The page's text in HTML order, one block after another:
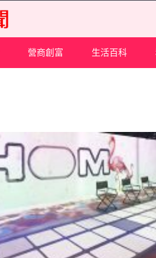
營商創富 生活百科